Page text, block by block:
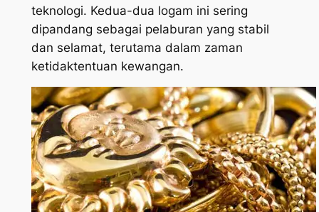
teknologi. Kedua-dua logam ini sering
dipandang sebagai pelaburan yang stabil
dan selamat, terutama dalam zaman
ketidaktentuan kewangan.